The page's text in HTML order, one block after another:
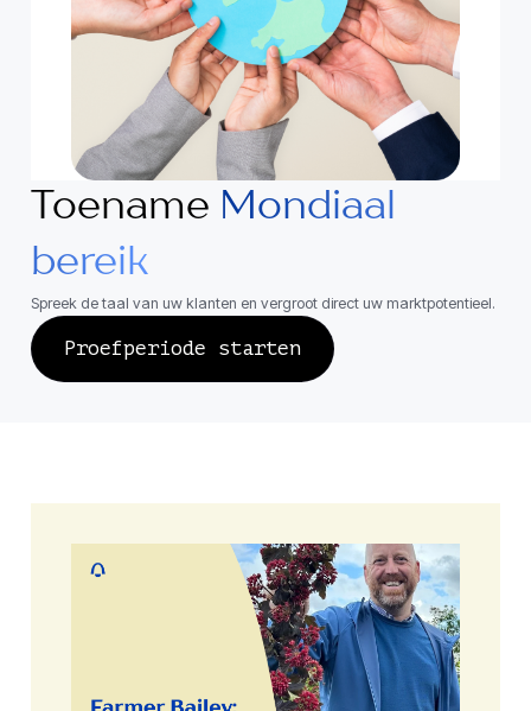
Toename Mondiaal
bereik
Spreek de taal van uw klanten en vergroot direct uw marktpotentieel.
Proefperiode starten